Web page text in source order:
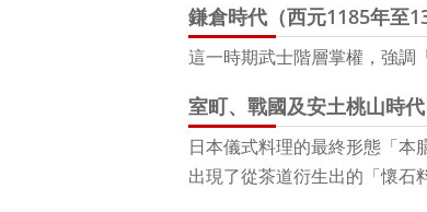
鎌倉時代（西元1185年至
這一時期武士階層掌權，強調
室町、戰國及安土桃山時
日本儀式料理的最終形態「本
出現了從茶道衍生出的「懷石